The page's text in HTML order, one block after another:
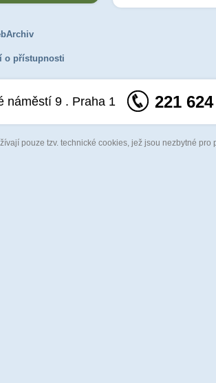
o přístupnosti
náměstí 9 . Praha 1 221
pouze tzv. technické cookies, jež jsou nezbytné